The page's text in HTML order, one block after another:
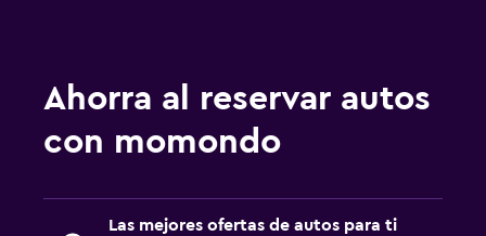
Ahorra al reservar autos
con momondo
Las mejores ofertas de autos para ti